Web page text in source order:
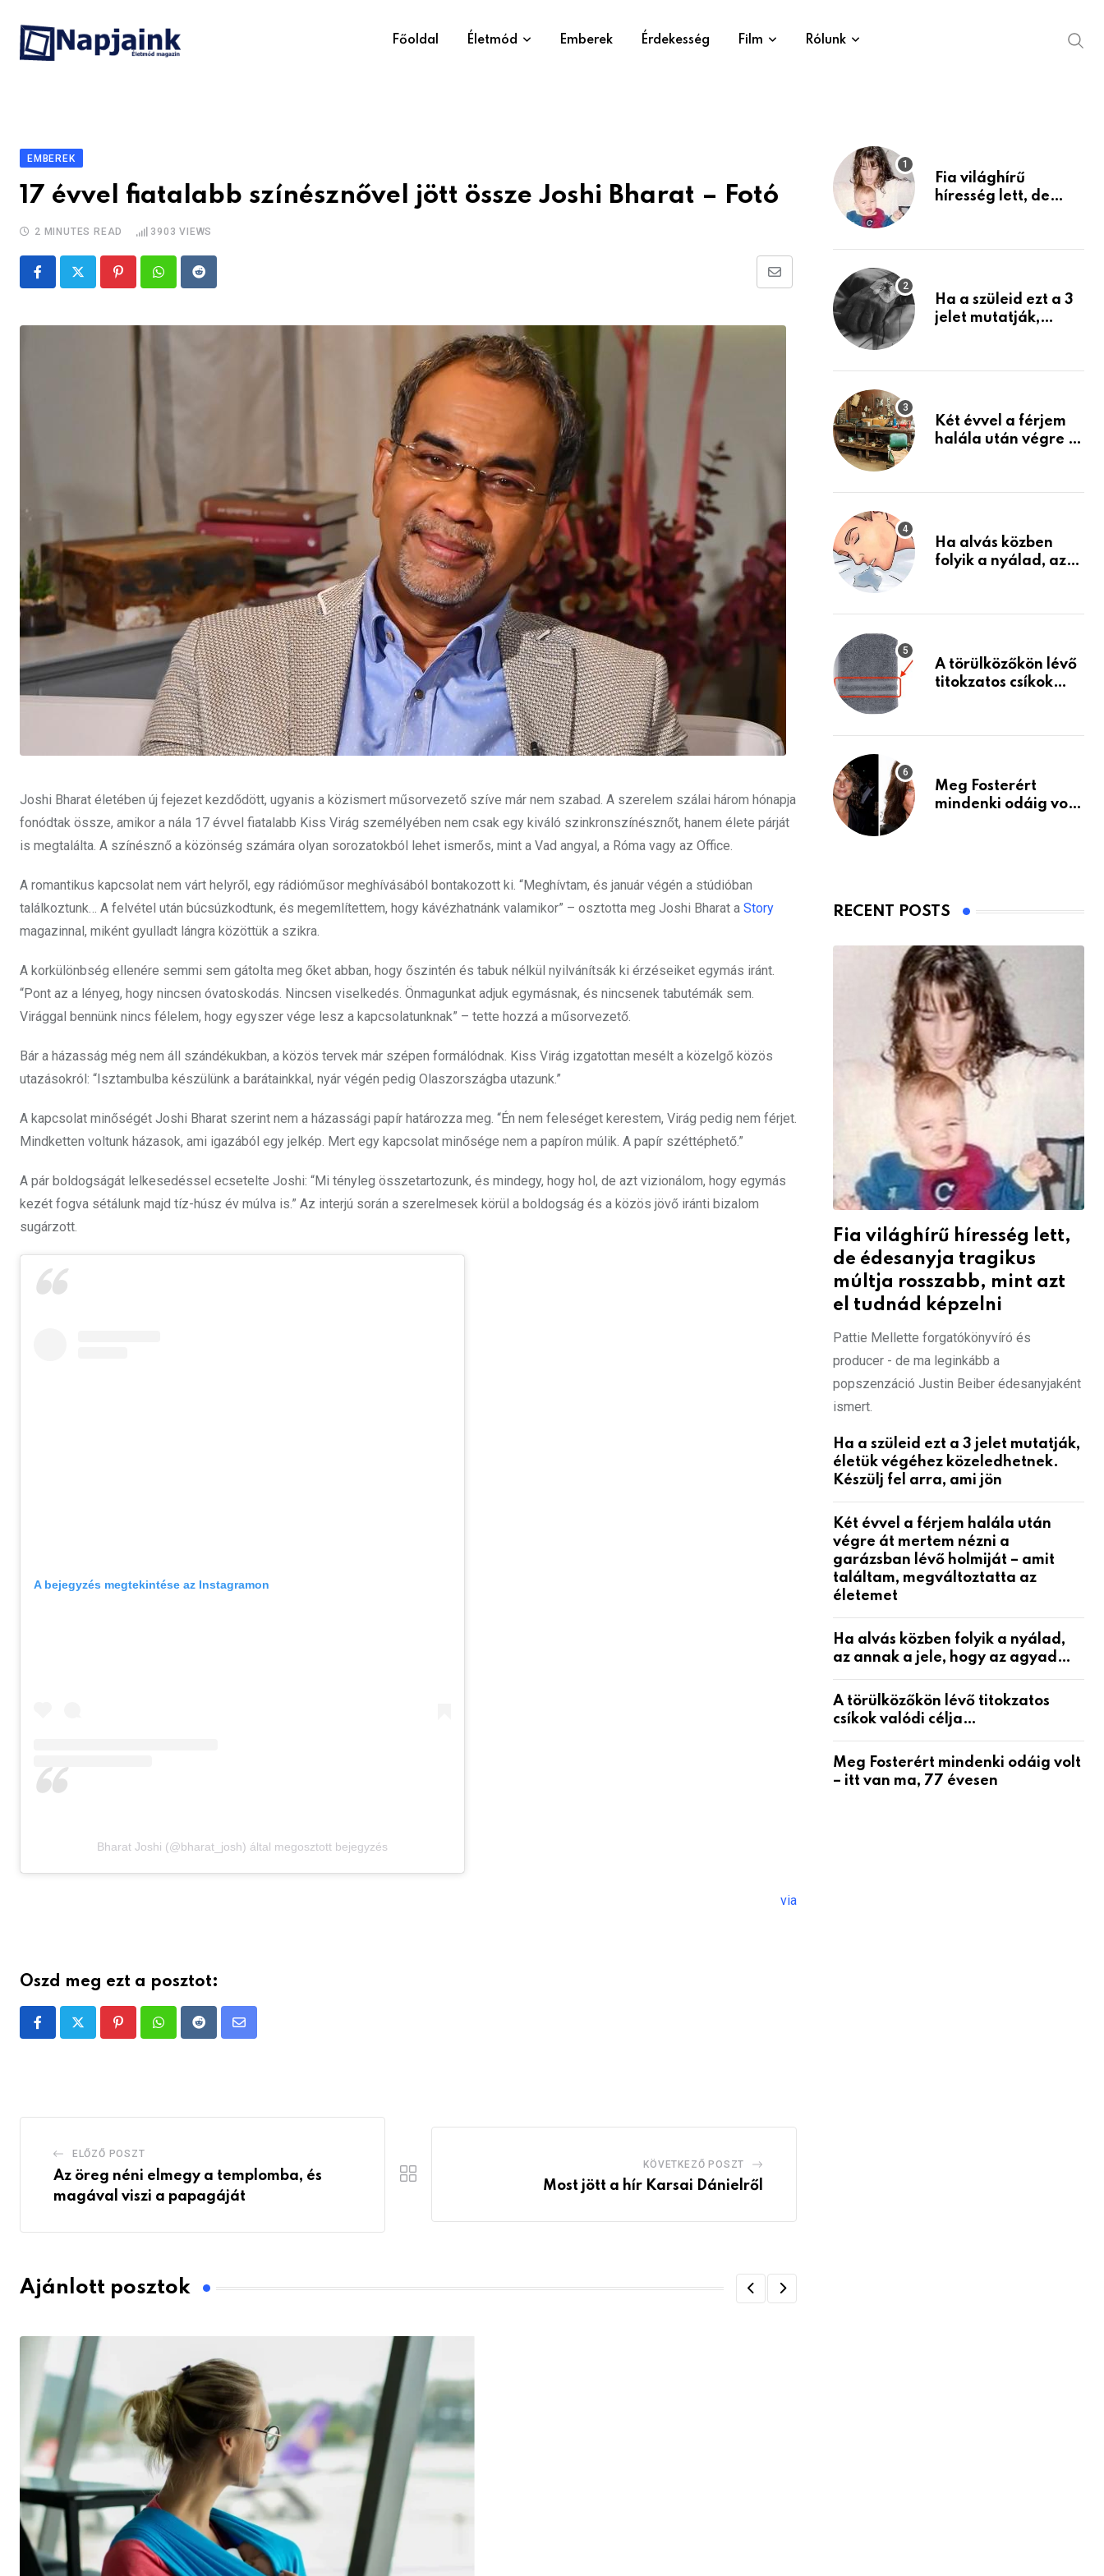
content
Főoldal Életmód Emberek Érdekesség Film Rólunk
EMBEREK
17 évvel fiatalabb színésznővel jött össze Joshi Bharat – Fotó
2 MINUTES READ 3903 VIEWS
PinterestWhatsappReddit
Share
Email
Joshi Bharat életében új fejezet kezdődött, ugyanis a közismert műsorvezető szíve már nem szabad. A szerelem szálai három hónapja
fonódtak össze, amikor a nála 17 évvel fiatalabb Kiss Virág személyében nem csak egy kiváló szinkronszínésznőt, hanem élete párját
is megtalálta. A színésznő a közönség számára olyan sorozatokból lehet ismerős, mint a Vad angyal, a Róma vagy az Office.
A romantikus kapcsolat nem várt helyről, egy rádióműsor meghívásából bontakozott ki. “Meghívtam, és január végén a stúdióban
találkoztunk… A felvétel után búcsúzkodtunk, és megemlítettem, hogy kávézhatnánk valamikor” – osztotta meg Joshi Bharat a Story
magazinnal, miként gyulladt lángra közöttük a szikra.
A korkülönbség ellenére semmi sem gátolta meg őket abban, hogy őszintén és tabuk nélkül nyilvánítsák ki érzéseiket egymás iránt.
“Pont az a lényeg, hogy nincsen óvatoskodás. Nincsen viselkedés. Önmagunkat adjuk egymásnak, és nincsenek tabutémák sem.
Virággal bennünk nincs félelem, hogy egyszer vége lesz a kapcsolatunknak” – tette hozzá a műsorvezető.
Bár a házasság még nem áll szándékukban, a közös tervek már szépen formálódnak. Kiss Virág izgatottan mesélt a közelgő közös
utazásokról: “Isztambulba készülünk a barátainkkal, nyár végén pedig Olaszországba utazunk.”
A kapcsolat minőségét Joshi Bharat szerint nem a házassági papír határozza meg. “Én nem feleséget kerestem, Virág pedig nem férjet.
Mindketten voltunk házasok, ami igazából egy jelkép. Mert egy kapcsolat minősége nem a papíron múlik. A papír széttéphető.”
A pár boldogságát lelkesedéssel ecsetelte Joshi: “Mi tényleg összetartozunk, és mindegy, hogy hol, de azt vizionálom, hogy egymás
kezét fogva sétálunk majd tíz-húsz év múlva is.” Az interjú során a szerelmesek körül a boldogság és a közös jövő iránti bizalom
sugárzott.
A bejegyzés megtekintése az Instagramon
Bharat Joshi (@bharat_josh) által megosztott bejegyzés
via
Oszd meg ezt a posztot:
PinterestWhatsappRedditShare
ELŐZŐ POSZT
Az öreg néni elmegy a templomba, és
magával viszi a papagáját
KÖVETKEZŐ POSZT
Most jött a hír Karsai Dánielről
Ajánlott posztok
Fia világhírű
híresség lett, de
mint azt el tudnád
Ha a szüleid ezt a 3
jelet mutatják,
Készülj fel arra, ami
Két évvel a férjem
halála után végre át
holmiját – amit
életemet
Ha alvás közben
folyik a nyálad, az
A törülközőkön lévő
titokzatos csíkok
Meg Fosterért
mindenki odáig volt
RECENT POSTS
Fia világhírű híresség lett,
de édesanyja tragikus
múltja rosszabb, mint azt
el tudnád képzelni
Pattie Mellette forgatókönyvíró és
producer - de ma leginkább a
popszenzáció Justin Beiber édesanyjaként
ismert.
Ha a szüleid ezt a 3 jelet mutatják,
életük végéhez közeledhetnek.
Készülj fel arra, ami jön
Két évvel a férjem halála után
végre át mertem nézni a
garázsban lévő holmiját – amit
találtam, megváltoztatta az
életemet
Ha alvás közben folyik a nyálad,
az annak a jele, hogy az agyad…
A törülközőkön lévő titokzatos
csíkok valódi célja…
Meg Fosterért mindenki odáig volt
– itt van ma, 77 évesen